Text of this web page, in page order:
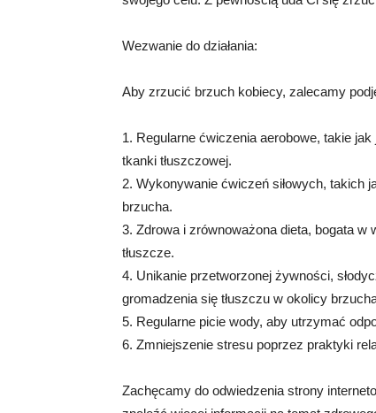
Wezwanie do działania:
Aby zrzucić brzuch kobiecy, zalecamy
1. Regularne ćwiczenia aerobowe, takie
tkanki tłuszczowej.
2. Wykonywanie ćwiczeń siłowych, takich
brzucha.
3. Zdrowa i zrównoważona dieta, bogata w
tłuszcze.
4. Unikanie przetworzonej żywności,
gromadzenia się tłuszczu w okolicy
5. Regularne picie wody, aby utrzymać
6. Zmniejszenie stresu poprzez praktyki
Zachęcamy do odwiedzenia strony